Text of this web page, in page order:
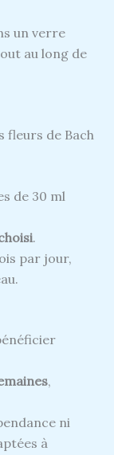
un verre
au long de
fleurs de Bach
de 30 ml
.
par jour,
,
ni
à